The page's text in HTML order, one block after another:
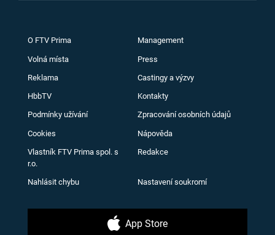
O FTV Prima Management
Volná místa Press
Reklama Castingy a výzvy
HbbTV Kontakty
Podmínky užívání Zpracování osobních údajů
Cookies Nápověda
Vlastník FTV Prima spol. s
r.o.
Redakce
Nahlásit chybu Nastavení soukromí
App Store